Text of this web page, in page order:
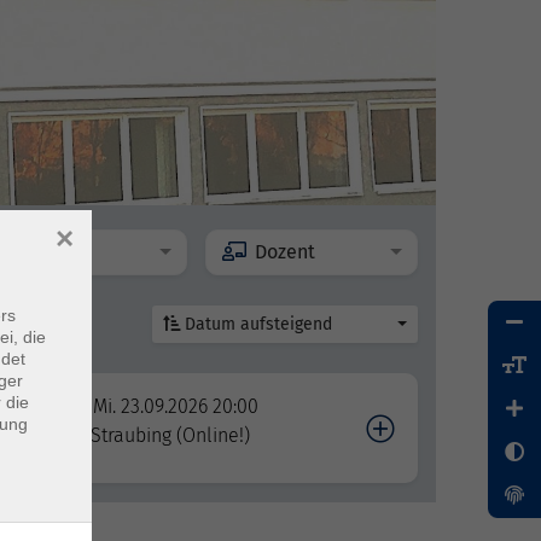
Dozent
Datum aufsteigend
Mi. 23.09.2026 20:00
Straubing (Online!)
die
die
×